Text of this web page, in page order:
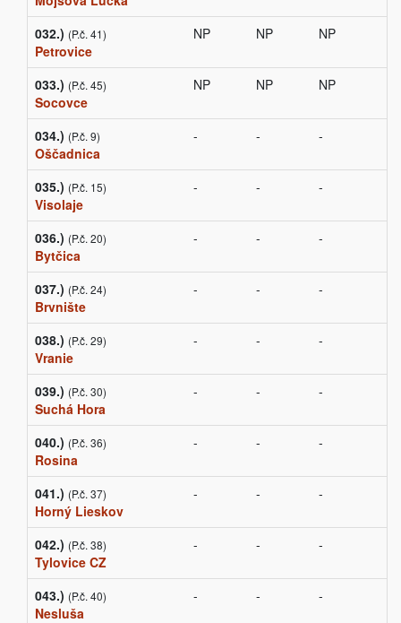
032.) (P.č. 41)
Petrovice
NP NP NP
033.) (P.č. 45)
Socovce
NP NP NP
034.) (P.č. 9)
Oščadnica
- - -
035.) (P.č. 15)
Visolaje
- - -
036.) (P.č. 20)
Bytčica
- - -
037.) (P.č. 24)
Brvnište
- - -
038.) (P.č. 29)
Vranie
- - -
039.) (P.č. 30)
Suchá Hora
- - -
040.) (P.č. 36)
Rosina
- - -
041.) (P.č. 37)
Horný Lieskov
- - -
042.) (P.č. 38)
Tylovice CZ
- - -
043.) (P.č. 40)
Nesluša
- - -